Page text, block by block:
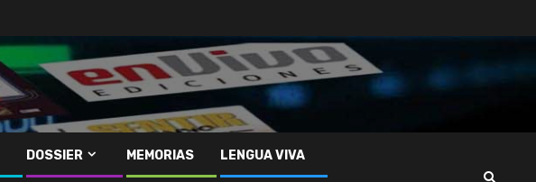
DOSSIER MEMORIAS LENGUA VIVA